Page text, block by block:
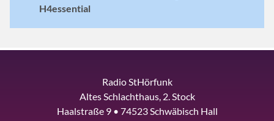
H4essential
Radio StHörfunk
Altes Schlachthaus, 2. Stock
Haalstraße 9 • 74523 Schwäbisch Hall